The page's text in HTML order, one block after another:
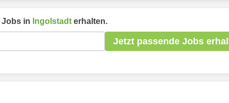
Jobs in Ingolstadt erhalten.
Jetzt passende Jobs